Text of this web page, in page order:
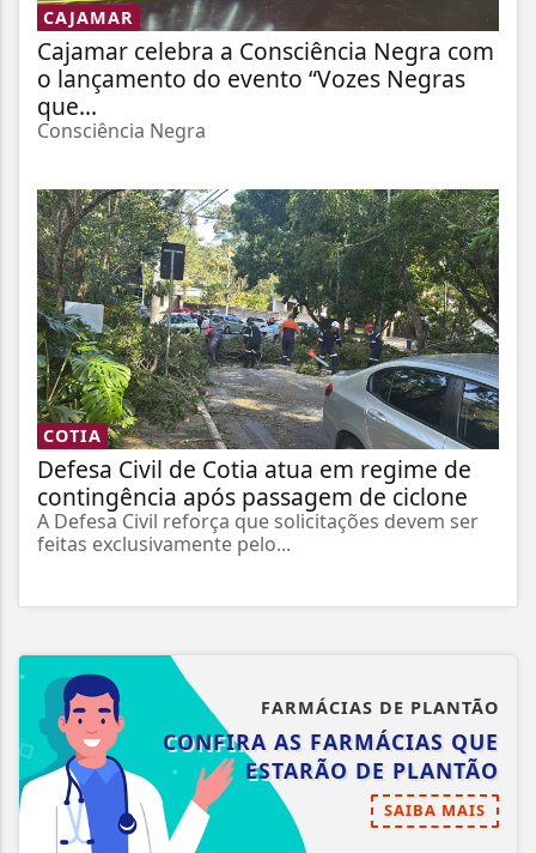
CAJAMAR
Cajamar celebra a Consciência Negra com
o lançamento do evento “Vozes Negras
que...
Consciência Negra
COTIA
Defesa Civil de Cotia atua em regime de
contingência após passagem de ciclone
A Defesa Civil reforça que solicitações devem ser
feitas exclusivamente pelo...
FARMÁCIAS DE PLANTÃO
CONFIRA AS FARMÁCIAS QUE
ESTARÃO DE PLANTÃO
SAIBA MAIS